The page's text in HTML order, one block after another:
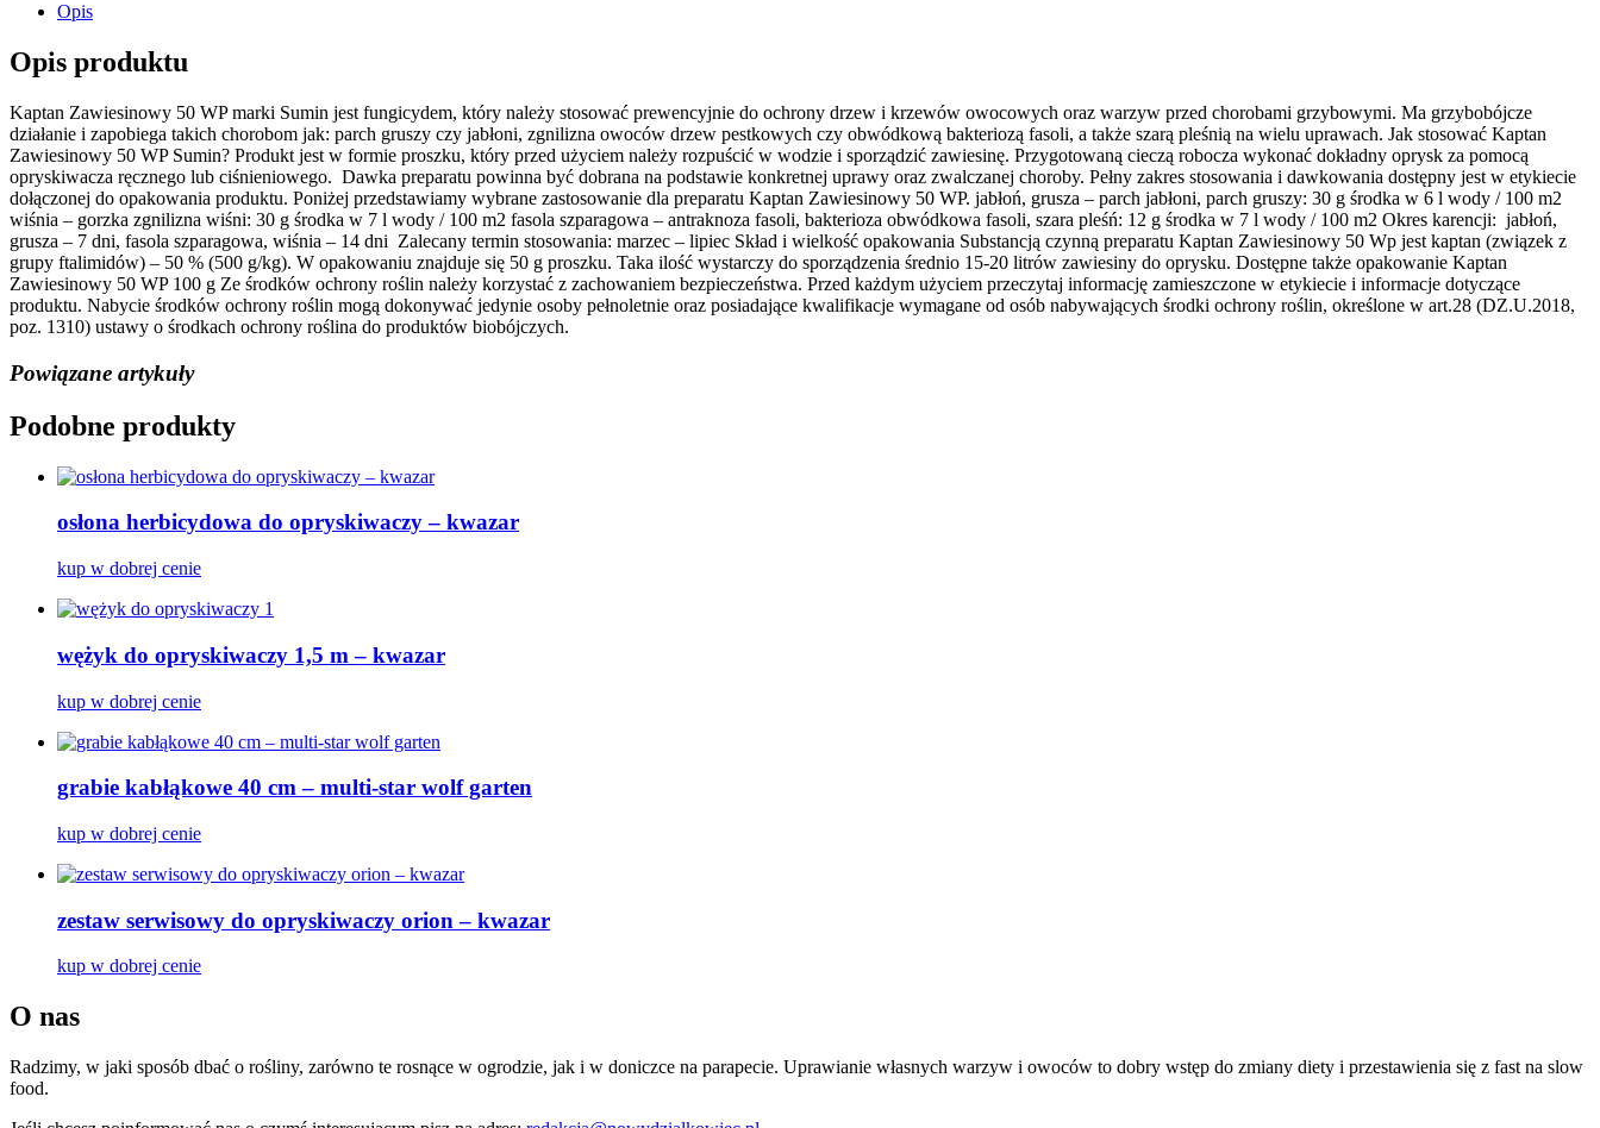
Opis
Opis produktu
Kaptan Zawiesinowy 50 WP marki Sumin jest fungicydem, który należy stosować prewencyjnie do ochrony drzew i krzewów owocowych oraz warzyw przed chorobami grzybowymi. Ma grzybobójcze
działanie i zapobiega takich chorobom jak: parch gruszy czy jabłoni, zgnilizna owoców drzew pestkowych czy obwódkową bakteriozą fasoli, a także szarą pleśnią na wielu uprawach. Jak stosować Kaptan
Zawiesinowy 50 WP Sumin? Produkt jest w formie proszku, który przed użyciem należy rozpuścić w wodzie i sporządzić zawiesinę. Przygotowaną cieczą robocza wykonać dokładny oprysk za pomocą
opryskiwacza ręcznego lub ciśnieniowego. Dawka preparatu powinna być dobrana na podstawie konkretnej uprawy oraz zwalczanej choroby. Pełny zakres stosowania i dawkowania dostępny jest w etykiecie
dołączonej do opakowania produktu. Poniżej przedstawiamy wybrane zastosowanie dla preparatu Kaptan Zawiesinowy 50 WP. jabłoń, grusza – parch jabłoni, parch gruszy: 30 g środka w 6 l wody / 100 m2
wiśnia – gorzka zgnilizna wiśni: 30 g środka w 7 l wody / 100 m2 fasola szparagowa – antraknoza fasoli, bakterioza obwódkowa fasoli, szara pleśń: 12 g środka w 7 l wody / 100 m2 Okres karencji: jabłoń,
grusza – 7 dni, fasola szparagowa, wiśnia – 14 dni Zalecany termin stosowania: marzec – lipiec Skład i wielkość opakowania Substancją czynną preparatu Kaptan Zawiesinowy 50 Wp jest kaptan (związek z
grupy ftalimidów) – 50 % (500 g/kg). W opakowaniu znajduje się 50 g proszku. Taka ilość wystarczy do sporządzenia średnio 15-20 litrów zawiesiny do oprysku. Dostępne także opakowanie Kaptan
Zawiesinowy 50 WP 100 g Ze środków ochrony roślin należy korzystać z zachowaniem bezpieczeństwa. Przed każdym użyciem przeczytaj informację zamieszczone w etykiecie i informacje dotyczące
produktu. Nabycie środków ochrony roślin mogą dokonywać jedynie osoby pełnoletnie oraz posiadające kwalifikacje wymagane od osób nabywających środki ochrony roślin, określone w art.28 (DZ.U.2018,
poz. 1310) ustawy o środkach ochrony roślina do produktów biobójczych.
Powiązane artykuły
Podobne produkty
osłona herbicydowa do opryskiwaczy – kwazar
kup w dobrej cenie
wężyk do opryskiwaczy 1,5 m – kwazar
kup w dobrej cenie
grabie kabłąkowe 40 cm – multi-star wolf garten
kup w dobrej cenie
zestaw serwisowy do opryskiwaczy orion – kwazar
kup w dobrej cenie
O nas
Radzimy, w jaki sposób dbać o rośliny, zarówno te rosnące w ogrodzie, jak i w doniczce na parapecie. Uprawianie własnych warzyw i owoców to dobry wstęp do zmiany diety i przestawienia się z fast na slow
food.